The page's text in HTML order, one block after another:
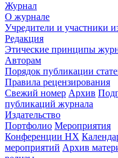
Журнал
О журнале
Учредители и участники
Редакция
Этические принципы
Авторам
Порядок публикации
Правила рецензирования
Свежий номер Архив
публикаций журнала
Издательство
Портфолио Мероприятия
Конференции НХ
мероприятий Архив